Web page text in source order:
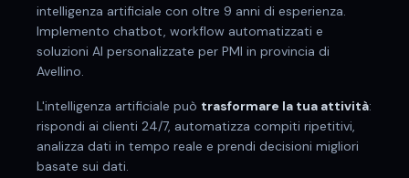
intelligenza artificiale con oltre 9 anni di esperienza.
Implemento chatbot, workflow automatizzati e
soluzioni AI personalizzate per PMI in provincia di
Avellino.
L'intelligenza artificiale può trasformare la tua attività:
rispondi ai clienti 24/7, automatizza compiti ripetitivi,
analizza dati in tempo reale e prendi decisioni migliori
basate sui dati.